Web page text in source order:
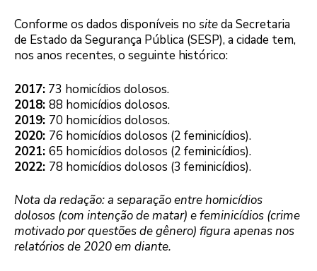
Conforme os dados disponíveis no siteda Secretaria
de Estado da Segurança Pública (SESP), a cidade tem,
nos anos recentes, o seguinte histórico:
2017: 73 homicídios dolosos.
2018: 88 homicídios dolosos.
2019: 70 homicídios dolosos.
2020: 76 homicídios dolosos (2 feminicídios).
2021: 65 homicídios dolosos (2 feminicídios).
2022: 78 homicídios dolosos (3 feminicídios).
Nota da redação: a separação entre homicídios
dolosos (com intenção de matar) e feminicídios (crime
motivado por questões de gênero) figura apenas nos
relatórios de 2020 em diante.